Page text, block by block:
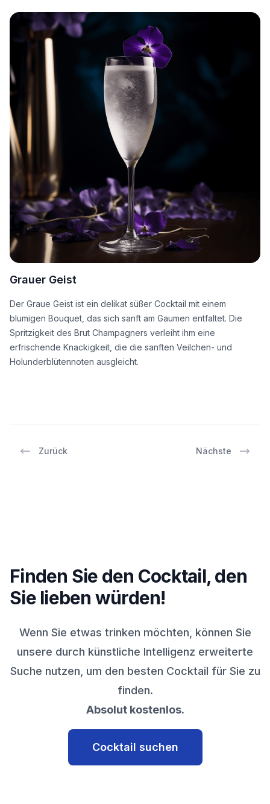
Grauer Geist
Der Graue Geist ist ein delikat süßer Cocktail mit einem
blumigen Bouquet, das sich sanft am Gaumen entfaltet. Die
Spritzigkeit des Brut Champagners verleiht ihm eine
erfrischende Knackigkeit, die die sanften Veilchen- und
Holunderblütennoten ausgleicht.
Zurück Nächste
Finden Sie den Cocktail, den
Sie lieben würden!
Wenn Sie etwas trinken möchten, können Sie
unsere durch künstliche Intelligenz erweiterte
Suche nutzen, um den besten Cocktail für Sie zu
finden.
Absolut kostenlos.
Cocktail suchen